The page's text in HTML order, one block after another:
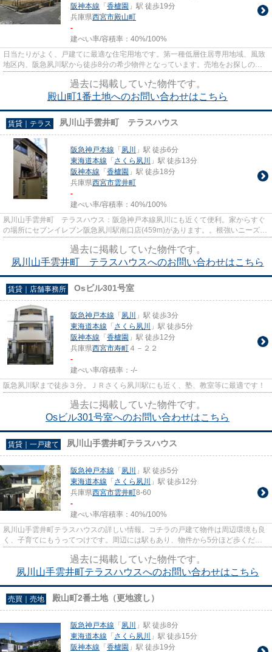
阪神本線 「香櫨園 」駅 徒歩19分
兵庫県西宮市殿山町
-
建ぺい率/容積率： 40%/100%
日当たりがよく、戸建てに最適な住宅用地です。第一種低層住居専用地域、風致
地区内、阪急夙川駅から徒歩8分の希少物件となっています。売地をお探しの方
にお勧めしたい、一押しの土地...
過去に掲載していた物件です。
殿山町1番土地へのお問い合わせはこちら
賃貸｜テラス 夙川山手雲井町 テラスハウス
阪急神戸本線 「夙川
」駅 徒歩6分
東海道本線 「さくら夙川
」駅 徒歩13分
阪神本線 「香櫨園 」駅 徒歩18分
兵庫県西宮市雲井町
-
建ぺい率/容積率： 40%/100%
夙川山手雲井町 テラスハウス：阪急神戸本線夙川にも近くて便利。家からすぐ
の場所にセブンイレブン阪急夙川駅南口店(459m)があります。。根強いニーズを
誇る駅近の物件となり、徒歩6...
過去に掲載していた物件です。
夙川山手雲井町 テラスハウスへのお問い合わせはこちら
賃貸｜店舗事務所 Osビル301号室
阪急神戸本線 「夙川
」駅 徒歩3分
東海道本線 「さくら夙川
」駅 徒歩5分
阪神本線 「香櫨園 」駅 徒歩12分
兵庫県西宮市寿町 ４－２２
-
建ぺい率/容積率： -/-
阪急夙川駅まで徒歩３分。ＪＲさくら夙川駅にも近く、塾、教室等に最適です！
過去に掲載していた物件です。
Osビル301号室へのお問い合わせはこちら
賃貸｜一戸建て 夙川山手雲井町テラスハウス
阪急神戸本線 「夙川
」駅 徒歩5分
東海道本線 「さくら夙川
」駅 徒歩12分
兵庫県西宮市雲井町8-60
-
建ぺい率/容積率： 40%/100%
夙川山手雲井町テラスハウスの詳しい情報。コチラの戸建て物件は周辺環境も良
く、子育てにもうってつけです。周辺には駅もあり、物件から5分ほど歩くだけ
で、利用可能です。
過去に掲載していた物件です。
夙川山手雲井町テラスハウスへのお問い合わせはこちら
売買｜売地 殿山町2番土地（更地渡し）
阪急神戸本線 「夙川
」駅 徒歩8分
東海道本線 「さくら夙川
」駅 徒歩15分
阪神本線 「香櫨園 」駅 徒歩19分